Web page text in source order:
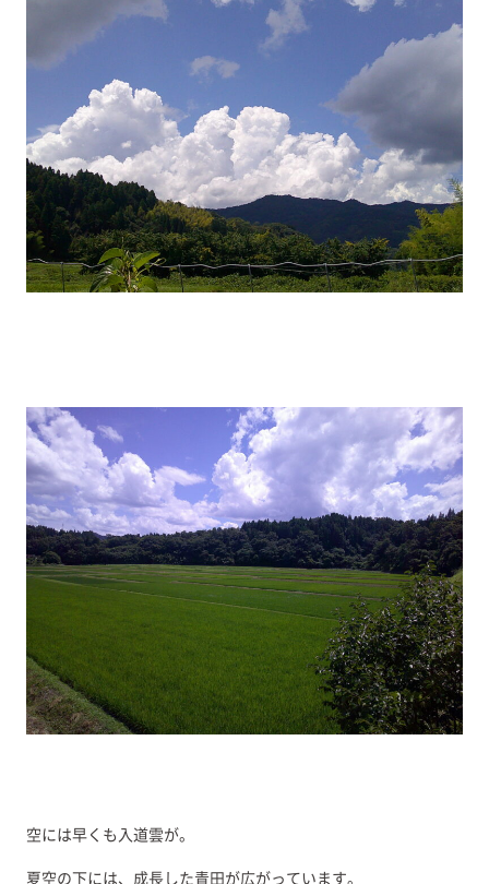
空には早くも入道雲が。
夏空の下には、成長した青田が広がっています。